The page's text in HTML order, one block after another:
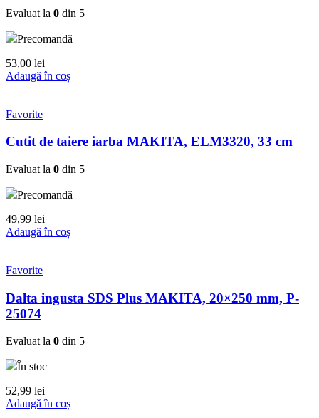
Evaluat la 0 din 5
Precomandă
53,00 lei
Adaugă în coș
Favorite
Cutit de taiere iarba MAKITA, ELM3320, 33 cm
Evaluat la 0 din 5
Precomandă
49,99 lei
Adaugă în coș
Favorite
Dalta ingusta SDS Plus MAKITA, 20×250 mm, P-
25074
Evaluat la 0 din 5
În stoc
52,99 lei
Adaugă în coș